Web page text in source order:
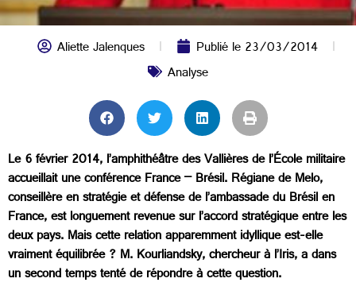
Aliette Jalenques Publié le23/03/2014
Analyse
Le 6 février 2014, l’amphithéâtre des Vallières de l’École militaire
accueillait une conférence France – Brésil. Régiane de Melo,
conseillère en stratégie et défense de l’ambassade du Brésil en
France, est longuement revenue sur l’accord stratégique entre les
deux pays. Mais cette relation apparemment idyllique est-elle
vraiment équilibrée ? M. Kourliandsky, chercheur à l’Iris, a dans
un second temps tenté de répondre à cette question.